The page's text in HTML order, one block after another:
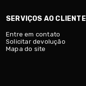
SERVIÇOS AO CLIENTE
Entre em contato
Solicitar devolução
Mapa do site